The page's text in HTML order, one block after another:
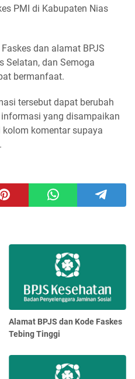
PMI di Kabupaten Nias
dan alamat BPJS
Selatan, dan Semoga
bermanfaat.
tersebut dapat berubah
yang disampaikan
komentar supaya
Alamat BPJS dan Kode Faskes
Tebing Tinggi